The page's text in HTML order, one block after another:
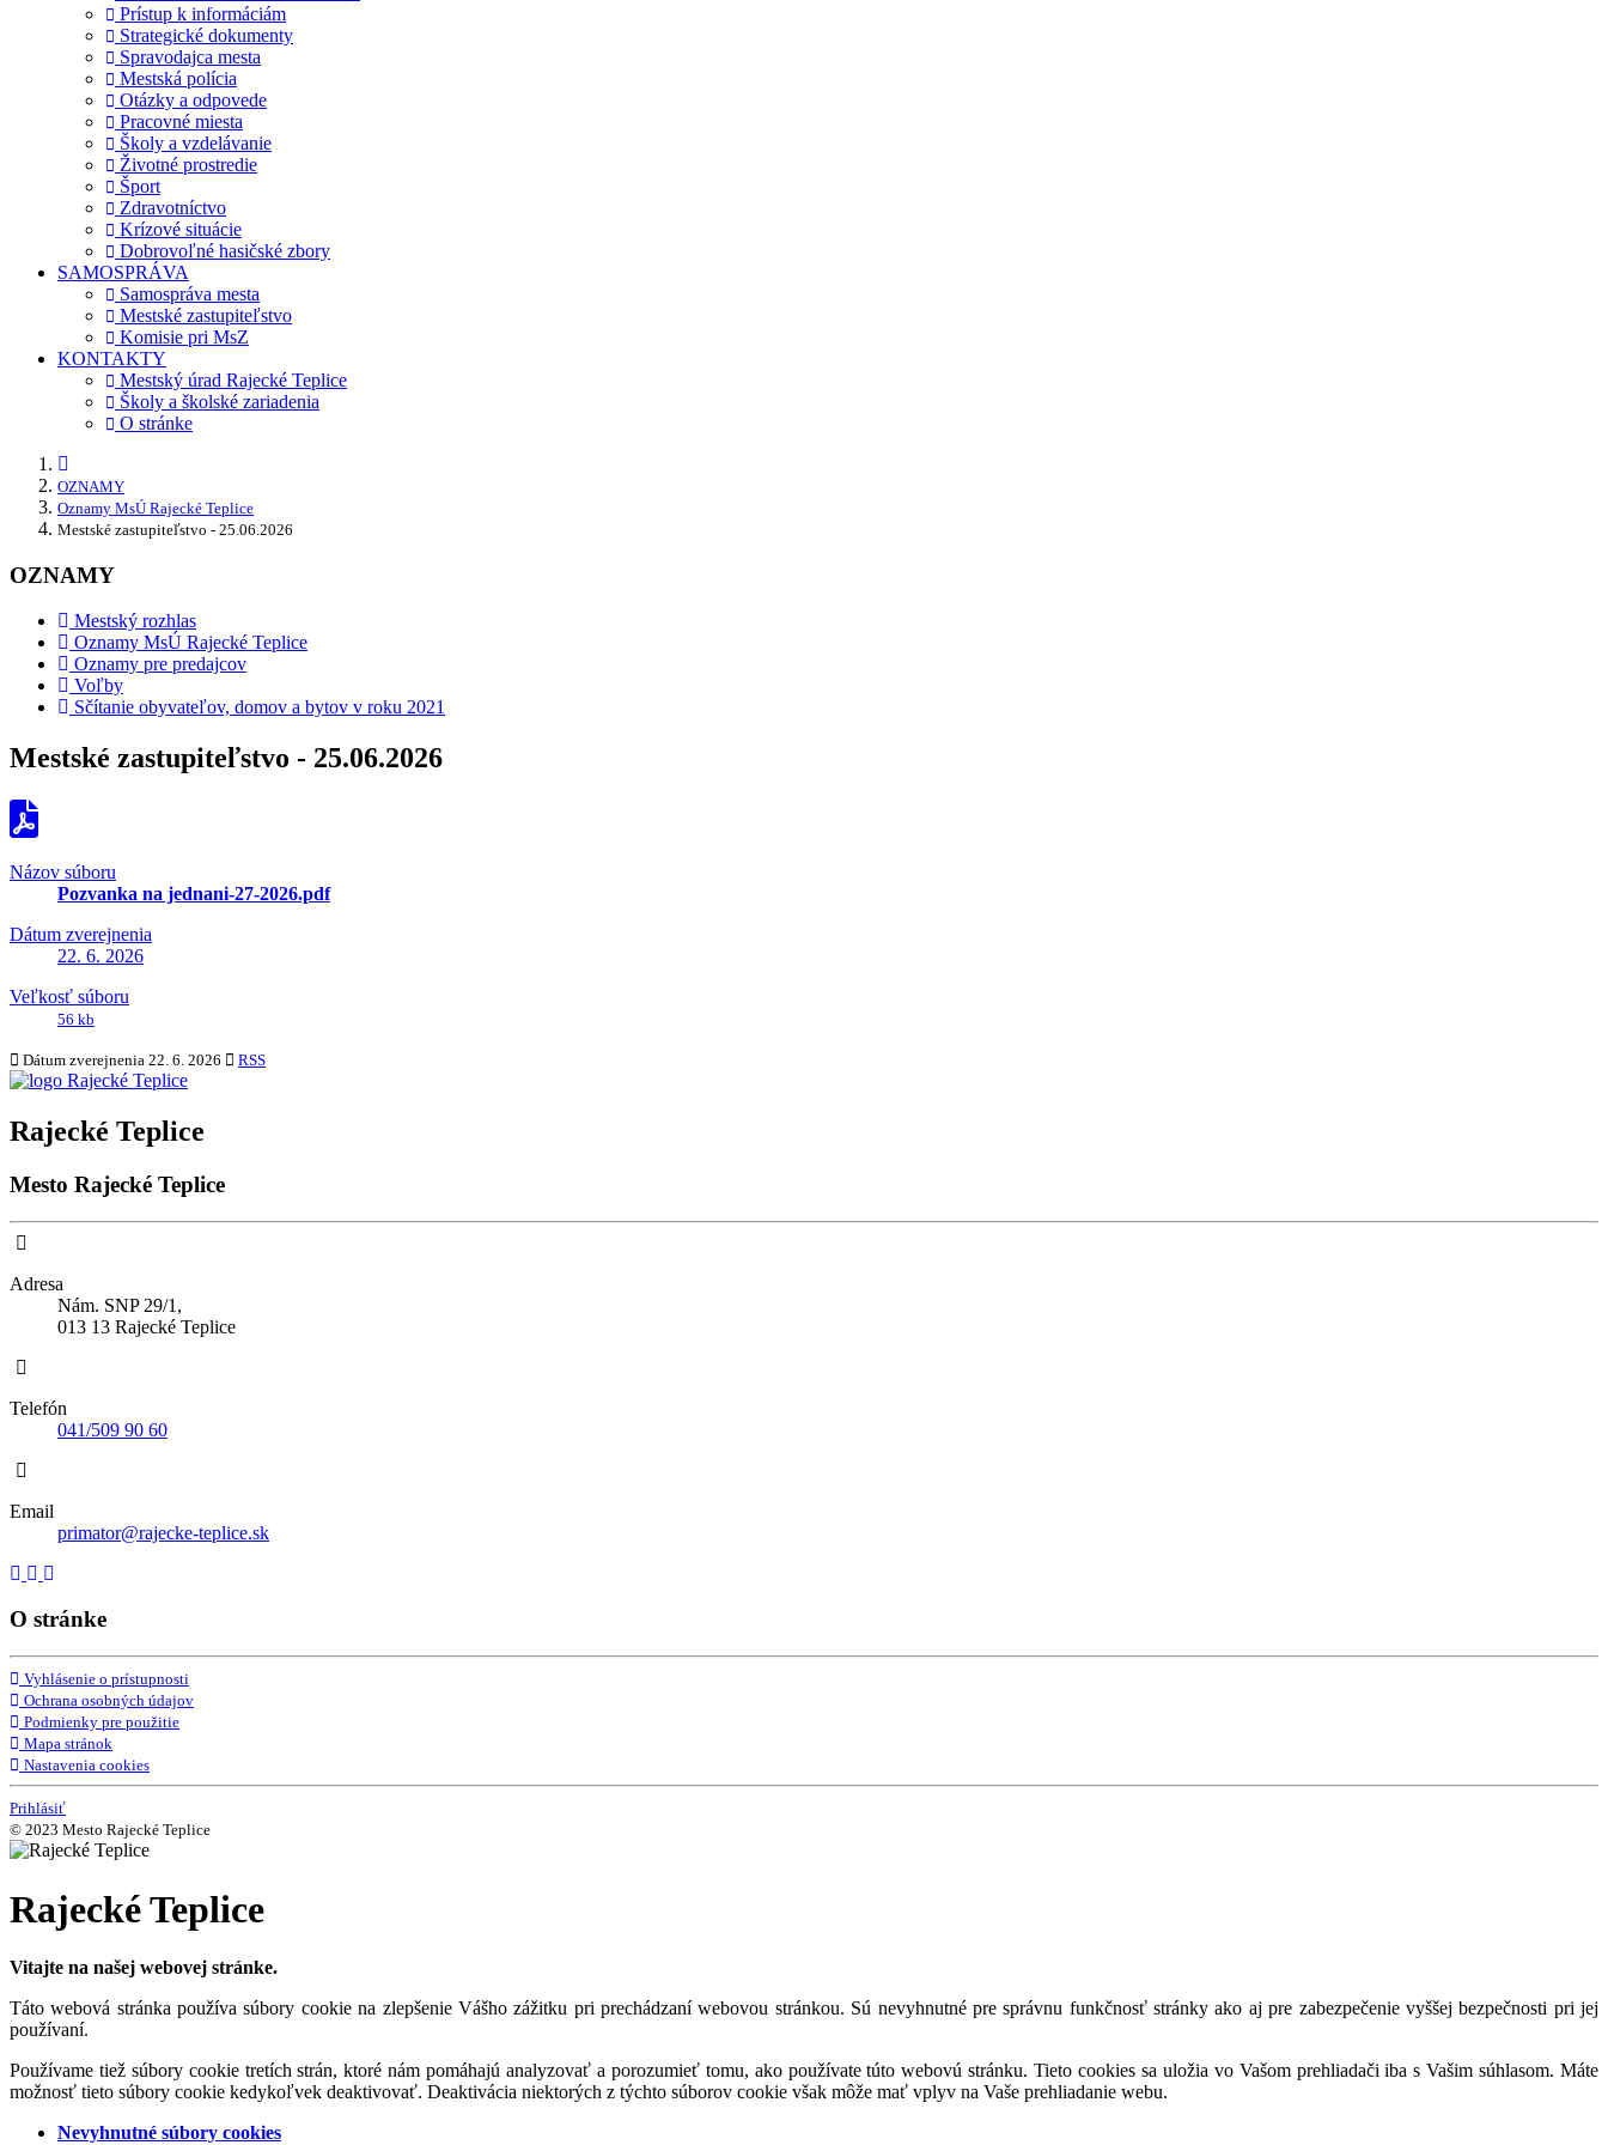
Prístup k informáciám
Strategické dokumenty
Spravodajca mesta
Mestská polícia
Otázky a odpovede
Pracovné miesta
Školy a vzdelávanie
Životné prostredie
Šport
Zdravotníctvo
Krízové situácie
Dobrovoľné hasičské zbory
SAMOSPRÁVA
Samospráva mesta
Mestské zastupiteľstvo
Komisie pri MsZ
KONTAKTY
Mestský úrad Rajecké Teplice
Školy a školské zariadenia
O stránke
OZNAMY
Oznamy MsÚ Rajecké Teplice
Mestské zastupiteľstvo - 25.06.2026
OZNAMY
Mestský rozhlas
Oznamy MsÚ Rajecké Teplice
Oznamy pre predajcov
Voľby
Sčítanie obyvateľov, domov a bytov v roku 2021
Mestské zastupiteľstvo - 25.06.2026
Názov súboru
Pozvanka na jednani-27-2026.pdf
Dátum zverejnenia
22. 6. 2026
Veľkosť súboru
56 kb
Dátum zverejnenia 22. 6. 2026 RSS
Rajecké Teplice
Mesto Rajecké Teplice
Adresa
Nám. SNP 29/1,
013 13 Rajecké Teplice
Telefón
041/509 90 60
Email
primator@rajecke-teplice.sk
O stránke
Vyhlásenie o prístupnosti
Ochrana osobných údajov
Podmienky pre použitie
Mapa stránok
Nastavenia cookies
Prihlásiť
© 2023 Mesto Rajecké Teplice
Rajecké Teplice
Vitajte na našej webovej stránke.
Táto webová stránka používa súbory cookie na zlepšenie Vášho zážitku pri prechádzaní webovou stránkou. Sú nevyhnutné pre správnu funkčnosť stránky ako aj pre zabezpečenie vyššej bezpečnosti pri jej
používaní.
Používame tiež súbory cookie tretích strán, ktoré nám pomáhajú analyzovať a porozumieť tomu, ako používate túto webovú stránku. Tieto cookies sa uložia vo Vašom prehliadači iba s Vašim súhlasom. Máte
možnosť tieto súbory cookie kedykoľvek deaktivovať. Deaktivácia niektorých z týchto súborov cookie však môže mať vplyv na Vaše prehliadanie webu.
Nevyhnutné súbory cookies